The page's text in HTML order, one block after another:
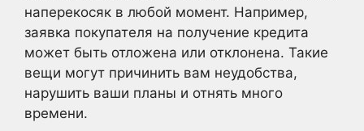
наперекосяк в любой момент. Например,
заявка покупателя на получение кредита
может быть отложена или отклонена. Такие
вещи могут причинить вам неудобства,
нарушить ваши планы и отнять много
времени.